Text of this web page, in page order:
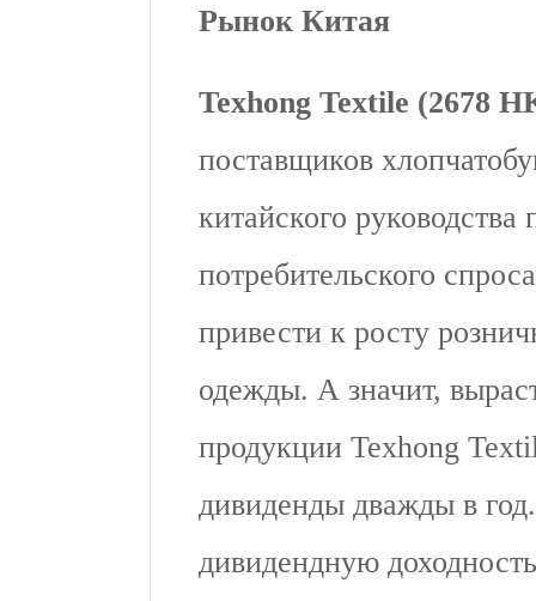
Рынок Китая
Texhong Textile (2678
поставщиков
китайского
потребительского
привести к росту
одежды. А значит,
продукции Texhong
дивиденды дважды в
дивидендную